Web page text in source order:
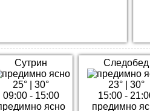
Сутрин
25°
30°
09:00 - 15:00
ясно
Следобед
23°| 30°
15:00 -
предимно